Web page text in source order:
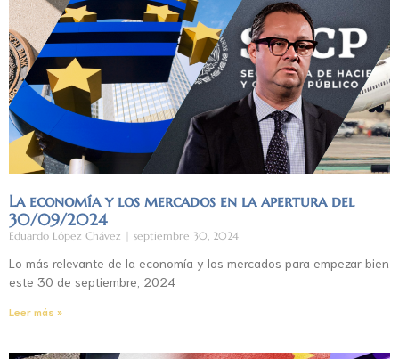
La economía y los mercados en la apertura del
30/09/2024
Eduardo López Chávez septiembre 30, 2024
Lo más relevante de la economía y los mercados para empezar bien
este 30 de septiembre, 2024
Leer más »